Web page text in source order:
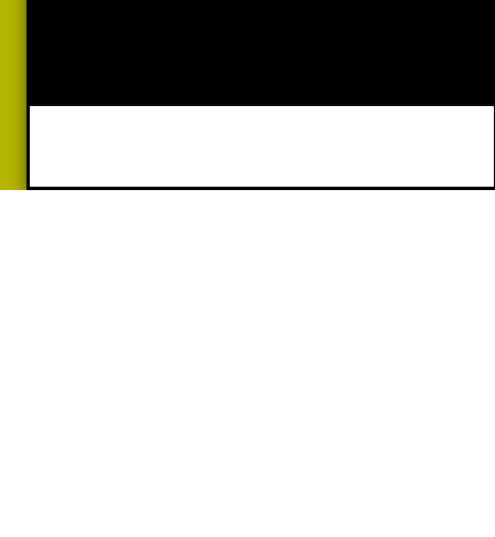
PROJETO ESCOLAS